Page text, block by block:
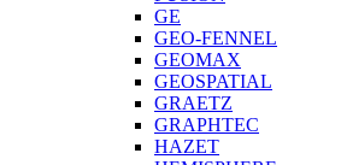
GE
GEO-FENNEL
GEOMAX
GEOSPATIAL
GRAETZ
GRAPHTEC
HAZET